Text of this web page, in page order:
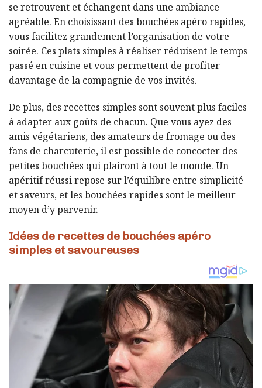
se retrouvent et échangent dans une ambiance
agréable. En choisissant des bouchées apéro rapides,
vous facilitez grandement l’organisation de votre
soirée. Ces plats simples à réaliser réduisent le temps
passé en cuisine et vous permettent de profiter
davantage de la compagnie de vos invités.
De plus, des recettes simples sont souvent plus faciles
à adapter aux goûts de chacun. Que vous ayez des
amis végétariens, des amateurs de fromage ou des
fans de charcuterie, il est possible de concocter des
petites bouchées qui plairont à tout le monde. Un
apéritif réussi repose sur l’équilibre entre simplicité
et saveurs, et les bouchées rapides sont le meilleur
moyen d’y parvenir.
Idées de recettes de bouchées apéro
simples et savoureuses